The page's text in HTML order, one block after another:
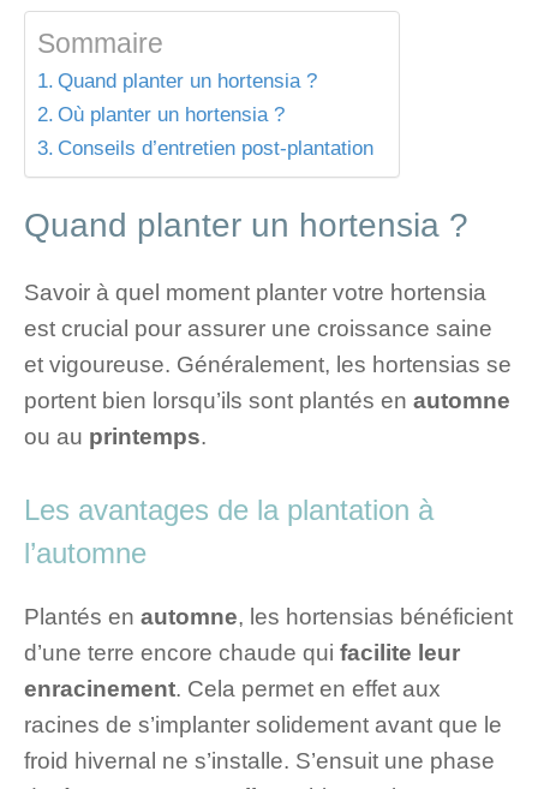
Sommaire
Quand planter un hortensia ?
Où planter un hortensia ?
Conseils d’entretien post-plantation
Quand planter un hortensia ?
Savoir à quel moment planter votre hortensia
est crucial pour assurer une croissance saine
et vigoureuse. Généralement, les hortensias se
portent bien lorsqu’ils sont plantés en automne
ou au printemps.
Les avantages de la plantation à
l’automne
Plantés en automne, les hortensias bénéficient
d’une terre encore chaude qui facilite leur
enracinement. Cela permet en effet aux
racines de s’implanter solidement avant que le
froid hivernal ne s’installe. S’ensuit une phase